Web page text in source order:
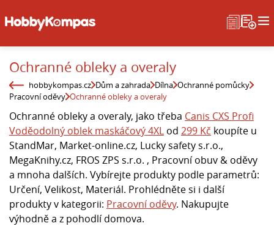
Ochranné obleky a overaly
hobbykompas.cz Dům a zahrada Dílna Ochranné pomůcky
Pracovní oděvy Ochranné obleky a overaly
Ochranné obleky a overaly, jako třeba Canis CXS Profi
Voděodolný oblek maskáčový 4XL od 299 Kč koupíte u
StandMar, Market-online.cz, Lucky safety s.r.o.,
MegaKnihy.cz, FROS ZPS s.r.o. , Pracovní obuv & oděvy
a mnoha dalších. Vybírejte produkty podle parametrů:
Určení, Velikost, Materiál. Prohlédněte si i další
produkty v kategorii: Pracovní oděvy. Nakupujte
výhodně a z pohodlí domova.